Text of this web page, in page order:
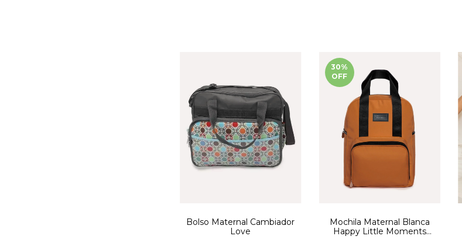
Bolso Maternal Cambiador
Love
30%
OFF
Mochila Maternal Blanca
Happy Little Moments